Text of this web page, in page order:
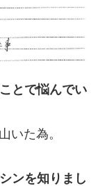
とで悩んでい
いた為。
ンを知りまし